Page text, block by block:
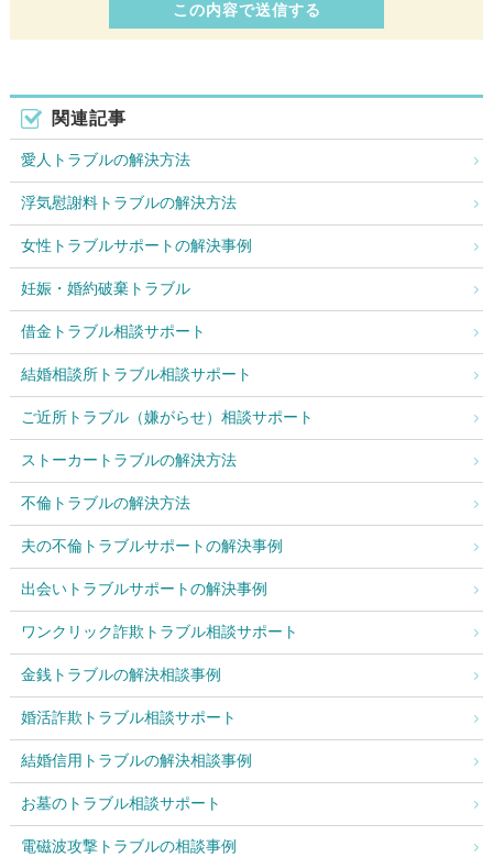
関連記事
愛人トラブルの解決方法
浮気慰謝料トラブルの解決方法
女性トラブルサポートの解決事例
妊娠・婚約破棄トラブル
借金トラブル相談サポート
結婚相談所トラブル相談サポート
ご近所トラブル（嫌がらせ）相談サポート
ストーカートラブルの解決方法
不倫トラブルの解決方法
夫の不倫トラブルサポートの解決事例
出会いトラブルサポートの解決事例
ワンクリック詐欺トラブル相談サポート
金銭トラブルの解決相談事例
婚活詐欺トラブル相談サポート
結婚信用トラブルの解決相談事例
お墓のトラブル相談サポート
電磁波攻撃トラブルの相談事例